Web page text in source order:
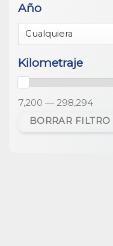
Año
Kilometraje
7,200 — 298,294